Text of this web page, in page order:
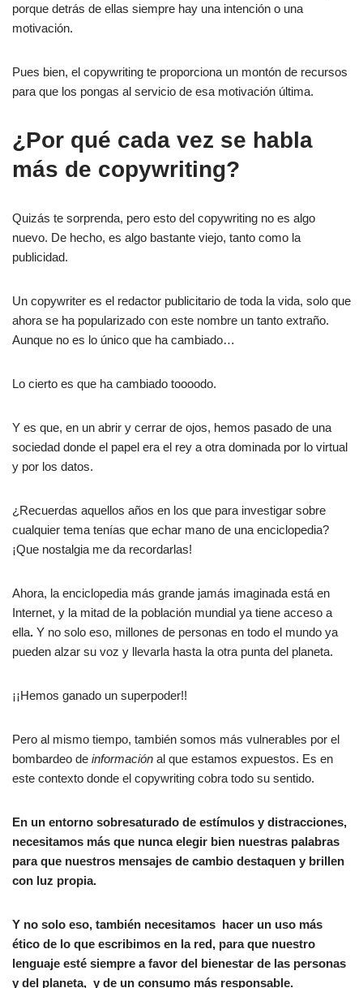
porque detrás de ellas siempre hay una intención o una
motivación.
Pues bien, el copywriting te proporciona un montón de recursos
para que los pongas al servicio de esa motivación última.
¿Por qué cada vez se habla
más de copywriting?
Quizás te sorprenda, pero esto del copywriting no es algo
nuevo. De hecho, es algo bastante viejo, tanto como la
publicidad.
Un copywriter es el redactor publicitario de toda la vida, solo que
ahora se ha popularizado con este nombre un tanto extraño.
Aunque no es lo único que ha cambiado…
Lo cierto es que ha cambiado toooodo.
Y es que, en un abrir y cerrar de ojos, hemos pasado de una
sociedad donde el papel era el rey a otra dominada por lo virtual
y por los datos.
¿Recuerdas aquellos años en los que para investigar sobre
cualquier tema tenías que echar mano de una enciclopedia?
¡Que nostalgia me da recordarlas!
Ahora, la enciclopedia más grande jamás imaginada está en
Internet, y la mitad de la población mundial ya tiene acceso a
ella. Y no solo eso, millones de personas en todo el mundo ya
pueden alzar su voz y llevarla hasta la otra punta del planeta.
¡¡Hemos ganado un superpoder!!
Pero al mismo tiempo, también somos más vulnerables por el
bombardeo de información al que estamos expuestos. Es en
este contexto donde el copywriting cobra todo su sentido.
En un entorno sobresaturado de estímulos y distracciones,
necesitamos más que nunca elegir bien nuestras palabras
para que nuestros mensajes de cambio destaquen y brillen
con luz propia.
Y no solo eso, también necesitamos hacer un uso más
ético de lo que escribimos en la red, para que nuestro
lenguaje esté siempre a favor del bienestar de las personas
y del planeta, y de un consumo más responsable.